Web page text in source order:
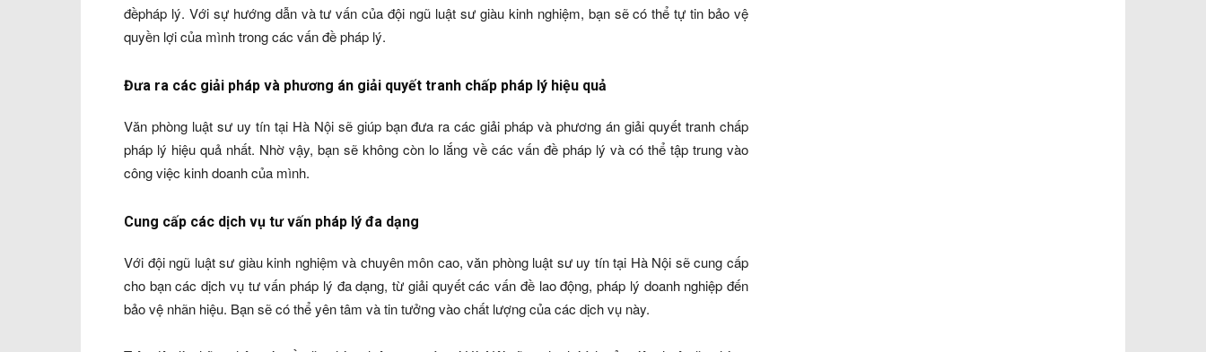
đềpháp lý. Với sự hướng dẫn và tư vấn của đội ngũ luật sư giàu kinh nghiệm, bạn sẽ có thể tự tin bảo vệ
quyền lợi của mình trong các vấn đề pháp lý.
Đưa ra các giải pháp và phương án giải quyết tranh chấp pháp lý hiệu quả
Văn phòng luật sư uy tín tại Hà Nội sẽ giúp bạn đưa ra các giải pháp và phương án giải quyết tranh chấp
pháp lý hiệu quả nhất. Nhờ vậy, bạn sẽ không còn lo lắng về các vấn đề pháp lý và có thể tập trung vào
công việc kinh doanh của mình.
Cung cấp các dịch vụ tư vấn pháp lý đa dạng
Với đội ngũ luật sư giàu kinh nghiệm và chuyên môn cao, văn phòng luật sư uy tín tại Hà Nội sẽ cung cấp
cho bạn các dịch vụ tư vấn pháp lý đa dạng, từ giải quyết các vấn đề lao động, pháp lý doanh nghiệp đến
bảo vệ nhãn hiệu. Bạn sẽ có thể yên tâm và tin tưởng vào chất lượng của các dịch vụ này.